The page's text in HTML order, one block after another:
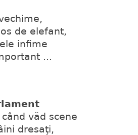
de elefant,
infime
...
văd scene
dresaţi,